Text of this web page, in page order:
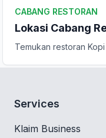
CABANG RESTORAN
Lokasi Cabang
Temukan restoran
Services
Klaim Business